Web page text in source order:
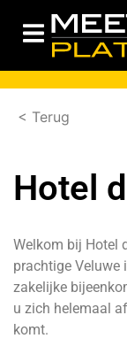
< Terug
Hotel
Welkom bij Hotel
prachtige Veluwe
zakelijke
u zich helemaal
komt.